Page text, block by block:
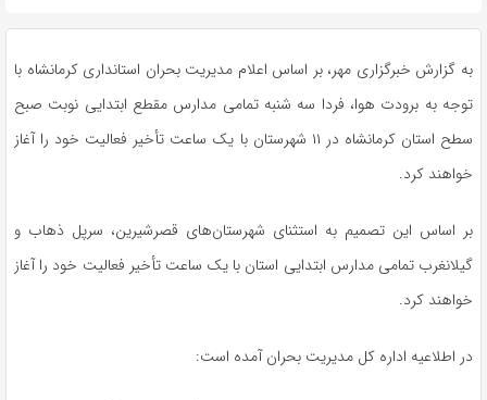
به گزارش خبرگزاری مهر، بر اساس اعلام مدیریت بحران استانداری کرمانشاه با
توجه به برودت هوا، فردا سه شنبه تمامی مدارس مقطع ابتدایی نوبت صبح
سطح استان کرمانشاه در ۱۱ شهرستان با یک ساعت تأخیر فعالیت خود را آغاز
خواهند کرد.
بر اساس این تصمیم به استثنای شهرستان‌های قصرشیرین، سرپل ذهاب و
گیلانغرب تمامی مدارس ابتدایی استان با یک ساعت تأخیر فعالیت خود را آغاز
خواهند کرد.
در اطلاعیه اداره کل مدیریت بحران آمده است: